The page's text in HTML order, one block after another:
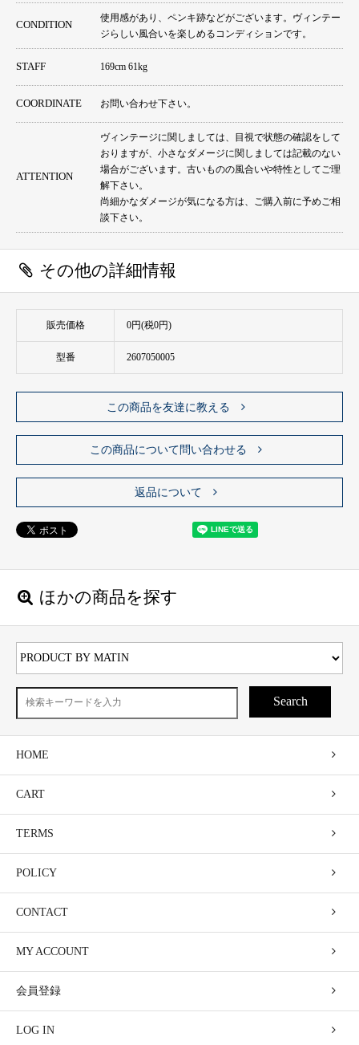
CONDITION
使用感があり、ペンキ跡などがございます。ヴィンテー
ジらしい風合いを楽しめるコンディションです。
STAFF 169cm 61kg
COORDINATE お問い合わせ下さい。
ATTENTION
ヴィンテージに関しましては、目視で状態の確認をして
おりますが、小さなダメージに関しましては記載のない
場合がございます。古いものの風合いや特性としてご理
解下さい。
尚細かなダメージが気になる方は、ご購入前に予めご相
談下さい。
その他の詳細情報
販売価格 0円(税0円)
型番 2607050005
この商品を友達に教える
この商品について問い合わせる
返品について
ほかの商品を探す
Search
HOME
CART
TERMS
POLICY
CONTACT
MY ACCOUNT
会員登録
LOG IN